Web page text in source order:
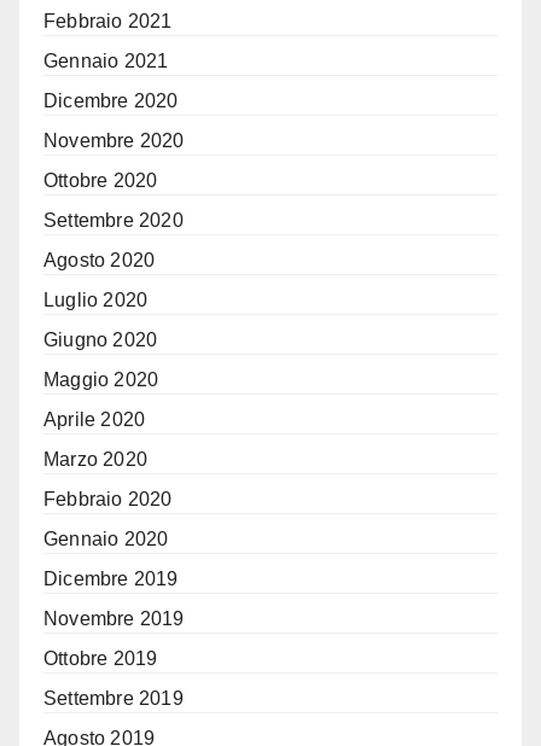
Febbraio 2021
Gennaio 2021
Dicembre 2020
Novembre 2020
Ottobre 2020
Settembre 2020
Agosto 2020
Luglio 2020
Giugno 2020
Maggio 2020
Aprile 2020
Marzo 2020
Febbraio 2020
Gennaio 2020
Dicembre 2019
Novembre 2019
Ottobre 2019
Settembre 2019
Agosto 2019